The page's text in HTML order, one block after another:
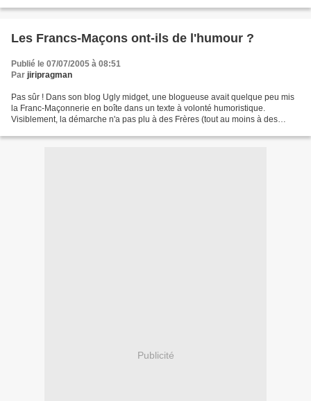
Les Francs-Maçons ont-ils de l'humour ?
Publié le 07/07/2005 à 08:51
Par jiripragman
Pas sûr ! Dans son blog Ugly midget, une blogueuse avait quelque peu mis
la Franc-Maçonnerie en boîte dans un texte à volonté humoristique.
Visiblement, la démarche n'a pas plu à des Frères (tout au moins à des
Publicité